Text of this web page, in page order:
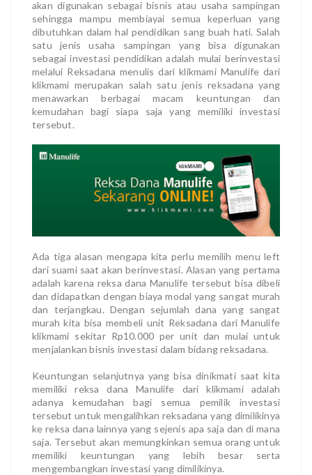
akan digunakan sebagai bisnis atau usaha sampingan
sehingga mampu membiayai semua keperluan yang
dibutuhkan dalam hal pendidikan sang buah hati. Salah
satu jenis usaha sampingan yang bisa digunakan
sebagai investasi pendidikan adalah mulai berinvestasi
melalui Reksadana menulis dari klikmami Manulife dari
klikmami merupakan salah satu jenis reksadana yang
menawarkan berbagai macam keuntungan dan
kemudahan bagi siapa saja yang memiliki investasi
tersebut.
Ada tiga alasan mengapa kita perlu memilih menu left
dari suami saat akan berinvestasi. Alasan yang pertama
adalah karena reksa dana Manulife tersebut bisa dibeli
dan didapatkan dengan biaya modal yang sangat murah
dan terjangkau. Dengan sejumlah dana yang sangat
murah kita bisa membeli unit Reksadana dari Manulife
klikmami sekitar Rp10.000 per unit dan mulai untuk
menjalankan bisnis investasi dalam bidang reksadana.
Keuntungan selanjutnya yang bisa dinikmati saat kita
memiliki reksa dana Manulife dari klikmami adalah
adanya kemudahan bagi semua pemilik investasi
tersebut untuk mengalihkan reksadana yang dimilikinya
ke reksa dana lainnya yang sejenis apa saja dan di mana
saja. Tersebut akan memungkinkan semua orang untuk
memiliki keuntungan yang lebih besar serta
mengembangkan investasi yang dimilikinya.